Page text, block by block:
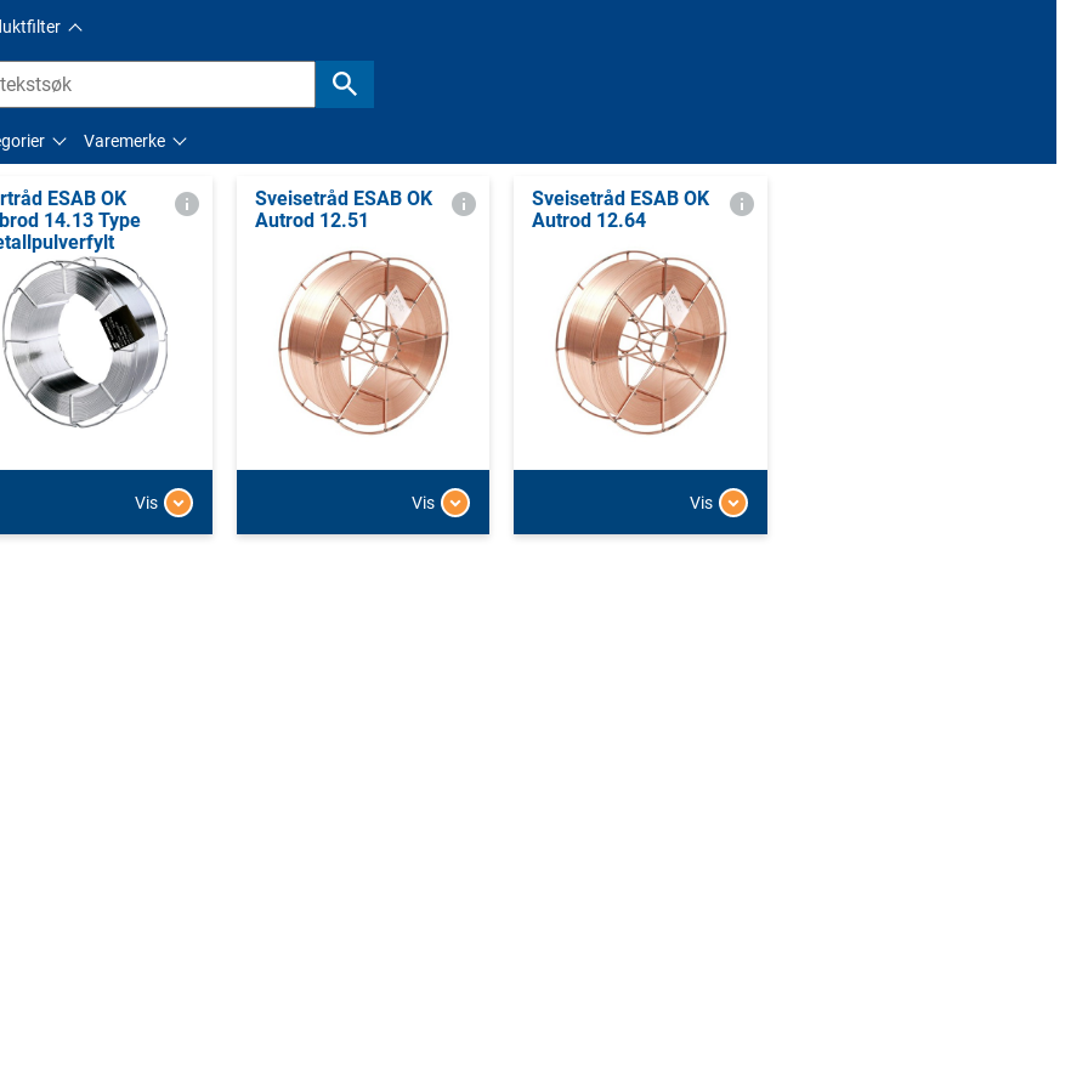
Varemerke
ESAB OK
14.13 Type
Vis
Sveisetråd ESAB OK
Autrod 12.51
Vis
Sveisetråd ESAB OK
Autrod 12.64
Vis